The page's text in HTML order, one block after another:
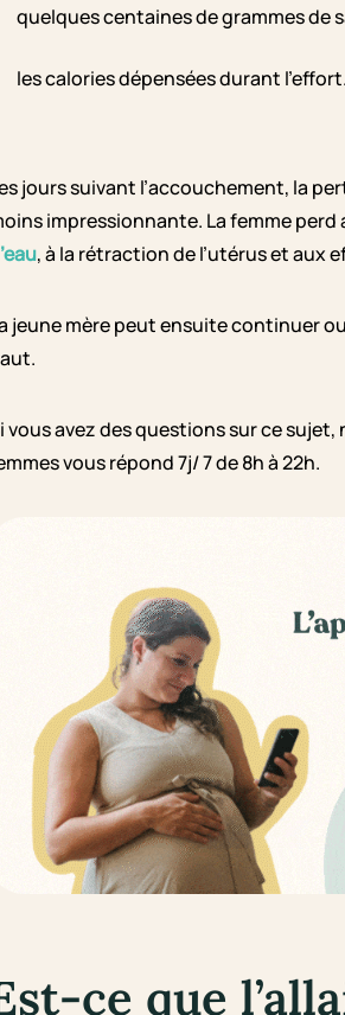
quelques centaines de grammes de
les calories dépensées durant l’effort.
jours suivant l’accouchement, la
impressionnante. La femme
, à la rétraction de l’utérus et
jeune mère peut ensuite continuer
vous avez des questions sur ce sujet,
vous répond 7j/ 7 de 8h à 22h.
ce que